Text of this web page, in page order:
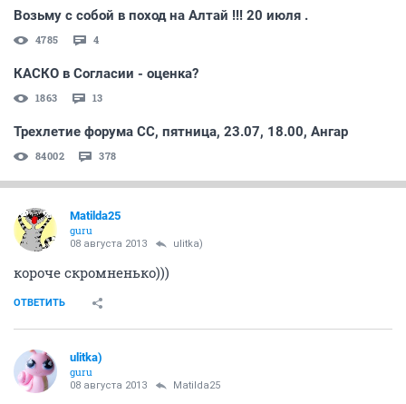
Возьму с собой в поход на Алтай !!! 20 июля .
4785 4
КАСКО в Согласии - оценка?
1863 13
Трехлетие форума СС, пятница, 23.07, 18.00, Ангар
84002 378
Matilda25
guru
08 августа 2013 ulitka)
короче скромненько)))
ОТВЕТИТЬ
ulitka)
guru
08 августа 2013 Matilda25